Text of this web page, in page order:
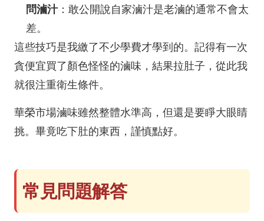
問滷汁：敢公開說自家滷汁是老滷的通常不會太
差。
這些技巧是我繳了不少學費才學到的。記得有一次
貪便宜買了顏色怪怪的滷味，結果拉肚子，從此我
就很注重衛生條件。
華榮市場滷味雖然整體水準高，但還是要睜大眼睛
挑。畢竟吃下肚的東西，謹慎點好。
常見問題解答